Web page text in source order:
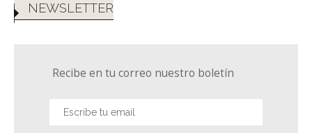
NEWSLETTER
Recibe en tu correo nuestro boletín